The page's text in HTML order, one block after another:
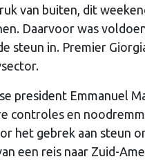
van buiten, dit
Daarvoor was
steun in. Premier
president Emmanuel
controles en
het gebrek aan steun
een reis naar Zuid-